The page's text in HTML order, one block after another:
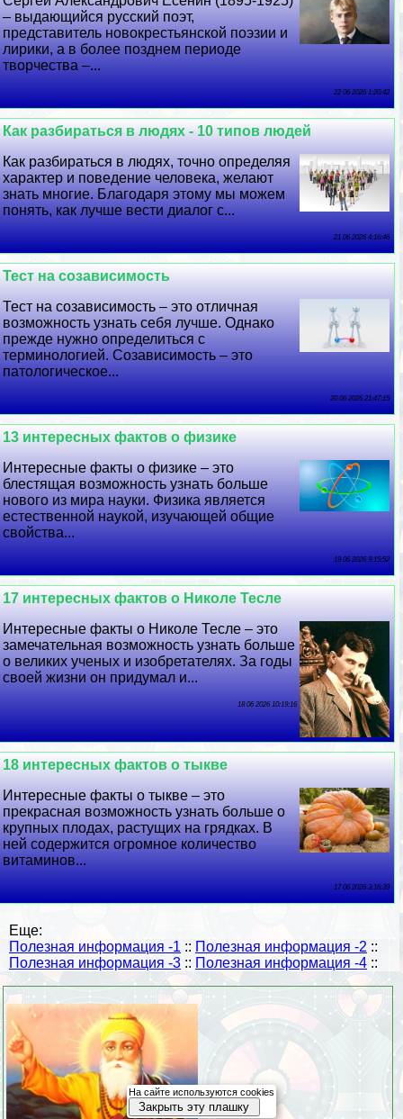
– выдающийся русский поэт,
представитель новокрестьянской поэзии и
лирики, а в более позднем периоде
творчества –...
22 06 2026 1:20:42
Как разбираться в людях - 10 типов людей
Как разбираться в людях, точно определяя
хаpaктер и поведение человека, желают
знать многие. Благодаря этому мы можем
понять, как лучше вести диалог с...
21 06 2026 4:16:46
Тест на созависимость
Тест на созависимость – это отличная
возможность узнать себя лучше. Однако
прежде нужно определиться с
терминологией. Созависимость – это
патологическое...
20 06 2026 21:47:15
13 интересных фактов о физике
Интересные факты о физике – это
блестящая возможность узнать больше
нового из мира науки. Физика является
естественной наукой, изучающей общие
свойства...
19 06 2026 9:15:52
17 интересных фактов о Николе Тесле
Интересные факты о Николе Тесле – это
замечательная возможность узнать больше
о великих ученых и изобретателях. За годы
своей жизни он придумал и...
18 06 2026 10:19:16
18 интересных фактов о тыкве
Интересные факты о тыкве – это
прекрасная возможность узнать больше о
крупных плодах, растущих на грядках. В
ней содержится огромное количество
витаминов...
17 06 2026 3:16:39
Еще:
Полезная информация -1 :: Полезная информация -2 ::
Полезная информация -3 :: Полезная информация -4 ::
На сайте используются cookies
Закрыть эту плашку